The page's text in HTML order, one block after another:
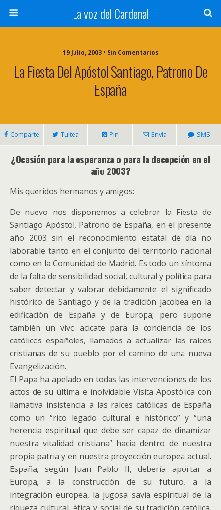
La voz del Cardenal
19 Julio, 2003 • Sin Comentarios
La Fiesta Del Apóstol Santiago, Patrono De
España
Comparte Tuitea Pin Envía SMS
¿Ocasión para la esperanza o para la decepción en el
año 2003?
Mis queridos hermanos y amigos:
De nuevo nos disponemos a celebrar la Fiesta de
Santiago Apóstol, Patrono de España, en el presente
año 2003 sin el reconocimiento estatal de día no
laborable tanto en el conjunto del territorio nacional
como en la Comunidad de Madrid. Es todo un síntoma
de la falta de sensibilidad social, cultural y política para
saber detectar y valorar debidamente el significado
histórico de Santiago y de la tradición jacobea en la
edificación de España y de Europa; pero supone
también un vivo acicate para la conciencia de los
católicos españoles, llamados a actualizar las raíces
cristianas de su pueblo por el camino de una nueva
Evangelización.
El Papa ha apelado en todas las intervenciones de los
actos de su última e inolvidable Visita Apostólica con
llamativa insistencia a las raíces católicas de España
como un “rico legado cultural e histórico” y “una
herencia espiritual que debe ser capaz de dinamizar
nuestra vitalidad cristiana” hacia dentro de nuestra
propia patria y en nuestra proyección europea actual.
España, según Juan Pablo II, debería aportar a
Europa, a la construcción de su futuro, a la
integración europea, la jugosa savia espiritual de la
riqueza cultural, ética y social de su tradición católica.